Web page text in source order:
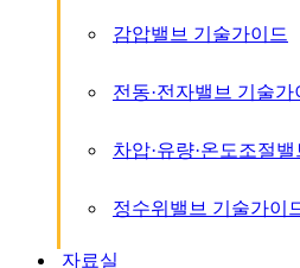
감압밸브 기술가이드
전동·전자밸브 기술가
차압·유량·온도조절
정수위밸브 기술가이
자료실